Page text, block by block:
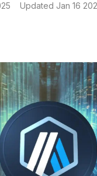
Updated Jan 16